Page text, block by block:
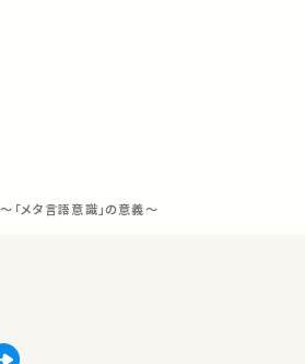
「メタ言語意識」の意義～